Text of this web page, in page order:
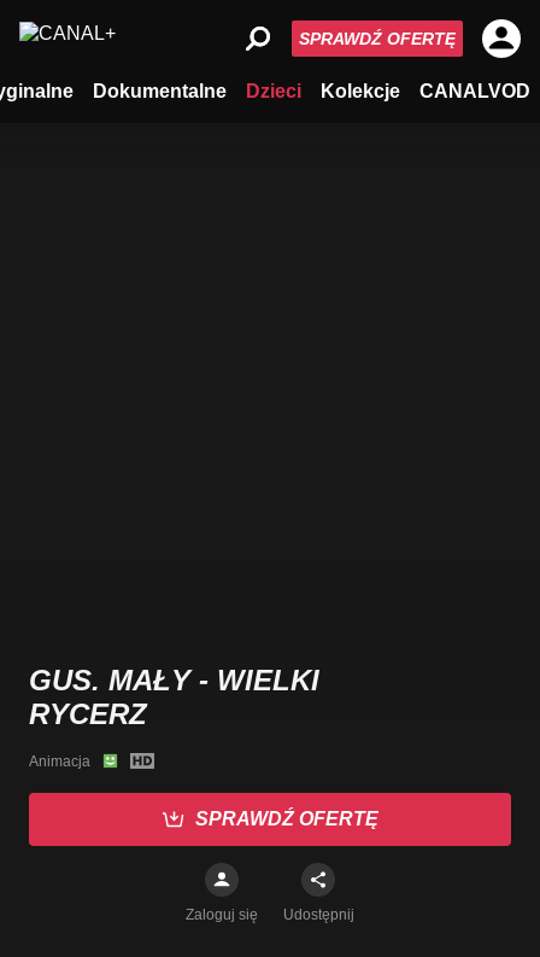
Dokumentalne Dzieci Kolekcje CANALVOD
SPRAWDŹ OFERTĘ
GUS. MAŁY - WIELKI
RYCERZ
Animacja
SPRAWDŹ OFERTĘ
Zaloguj się Udostępnij